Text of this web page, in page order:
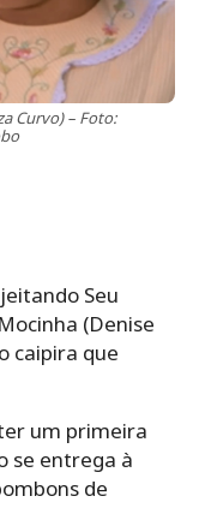
Curvo) – Foto:
Seu
(Denise
caipira que
um primeira
se entrega à
de